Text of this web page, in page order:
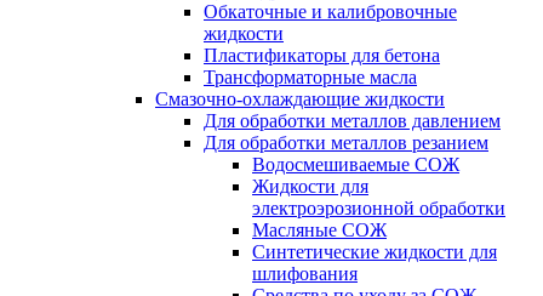
Обкаточные и калибровочные
жидкости
Пластификаторы для бетона
Трансформаторные масла
Смазочно-охлаждающие жидкости
Для обработки металлов давлением
Для обработки металлов резанием
Водосмешиваемые СОЖ
Жидкости для
электроэрозионной обработки
Масляные СОЖ
Синтетические жидкости для
шлифования